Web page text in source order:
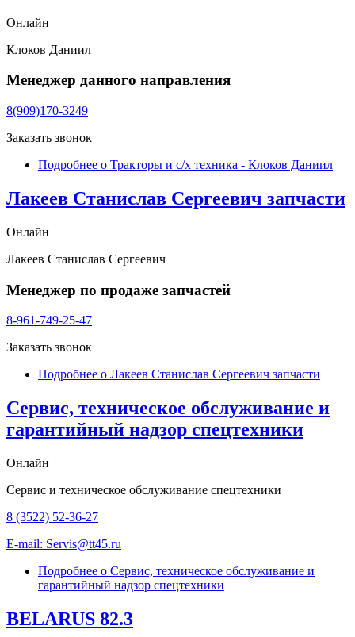
Онлайн
Клоков Даниил
Менеджер данного направления
8(909)170-3249
Заказать звонок
Подробнее о Тракторы и с/х техника - Клоков Даниил
Лакеев Станислав Сергеевич запчасти
Онлайн
Лакеев Станислав Сергеевич
Менеджер по продаже запчастей
8-961-749-25-47
Заказать звонок
Подробнее о Лакеев Станислав Сергеевич запчасти
Сервис, техническое обслуживание и
гарантийный надзор спецтехники
Онлайн
Сервис и техническое обслуживание спецтехники
8 (3522) 52-36-27
E-mail: Servis@tt45.ru
Подробнее о Сервис, техническое обслуживание и
гарантийный надзор спецтехники
BELARUS 82.3